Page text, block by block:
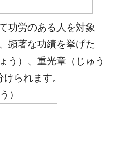
功労のある人を対象
顕著な功績を挙げた
う）、重光章（じゅう
られます。
）